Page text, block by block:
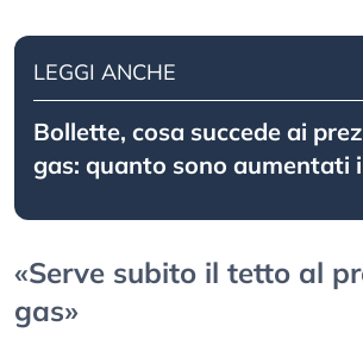
LEGGI ANCHE
Bollette, cosa succede ai
gas: quanto sono aumentati
«Serve subito il tetto al
gas»